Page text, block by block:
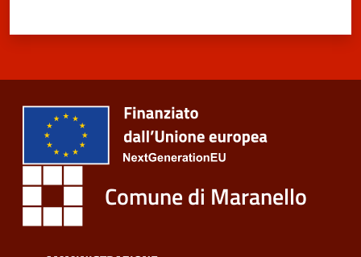
m
Tutti
argomenti...
Seguici
su
Comune di Maranello